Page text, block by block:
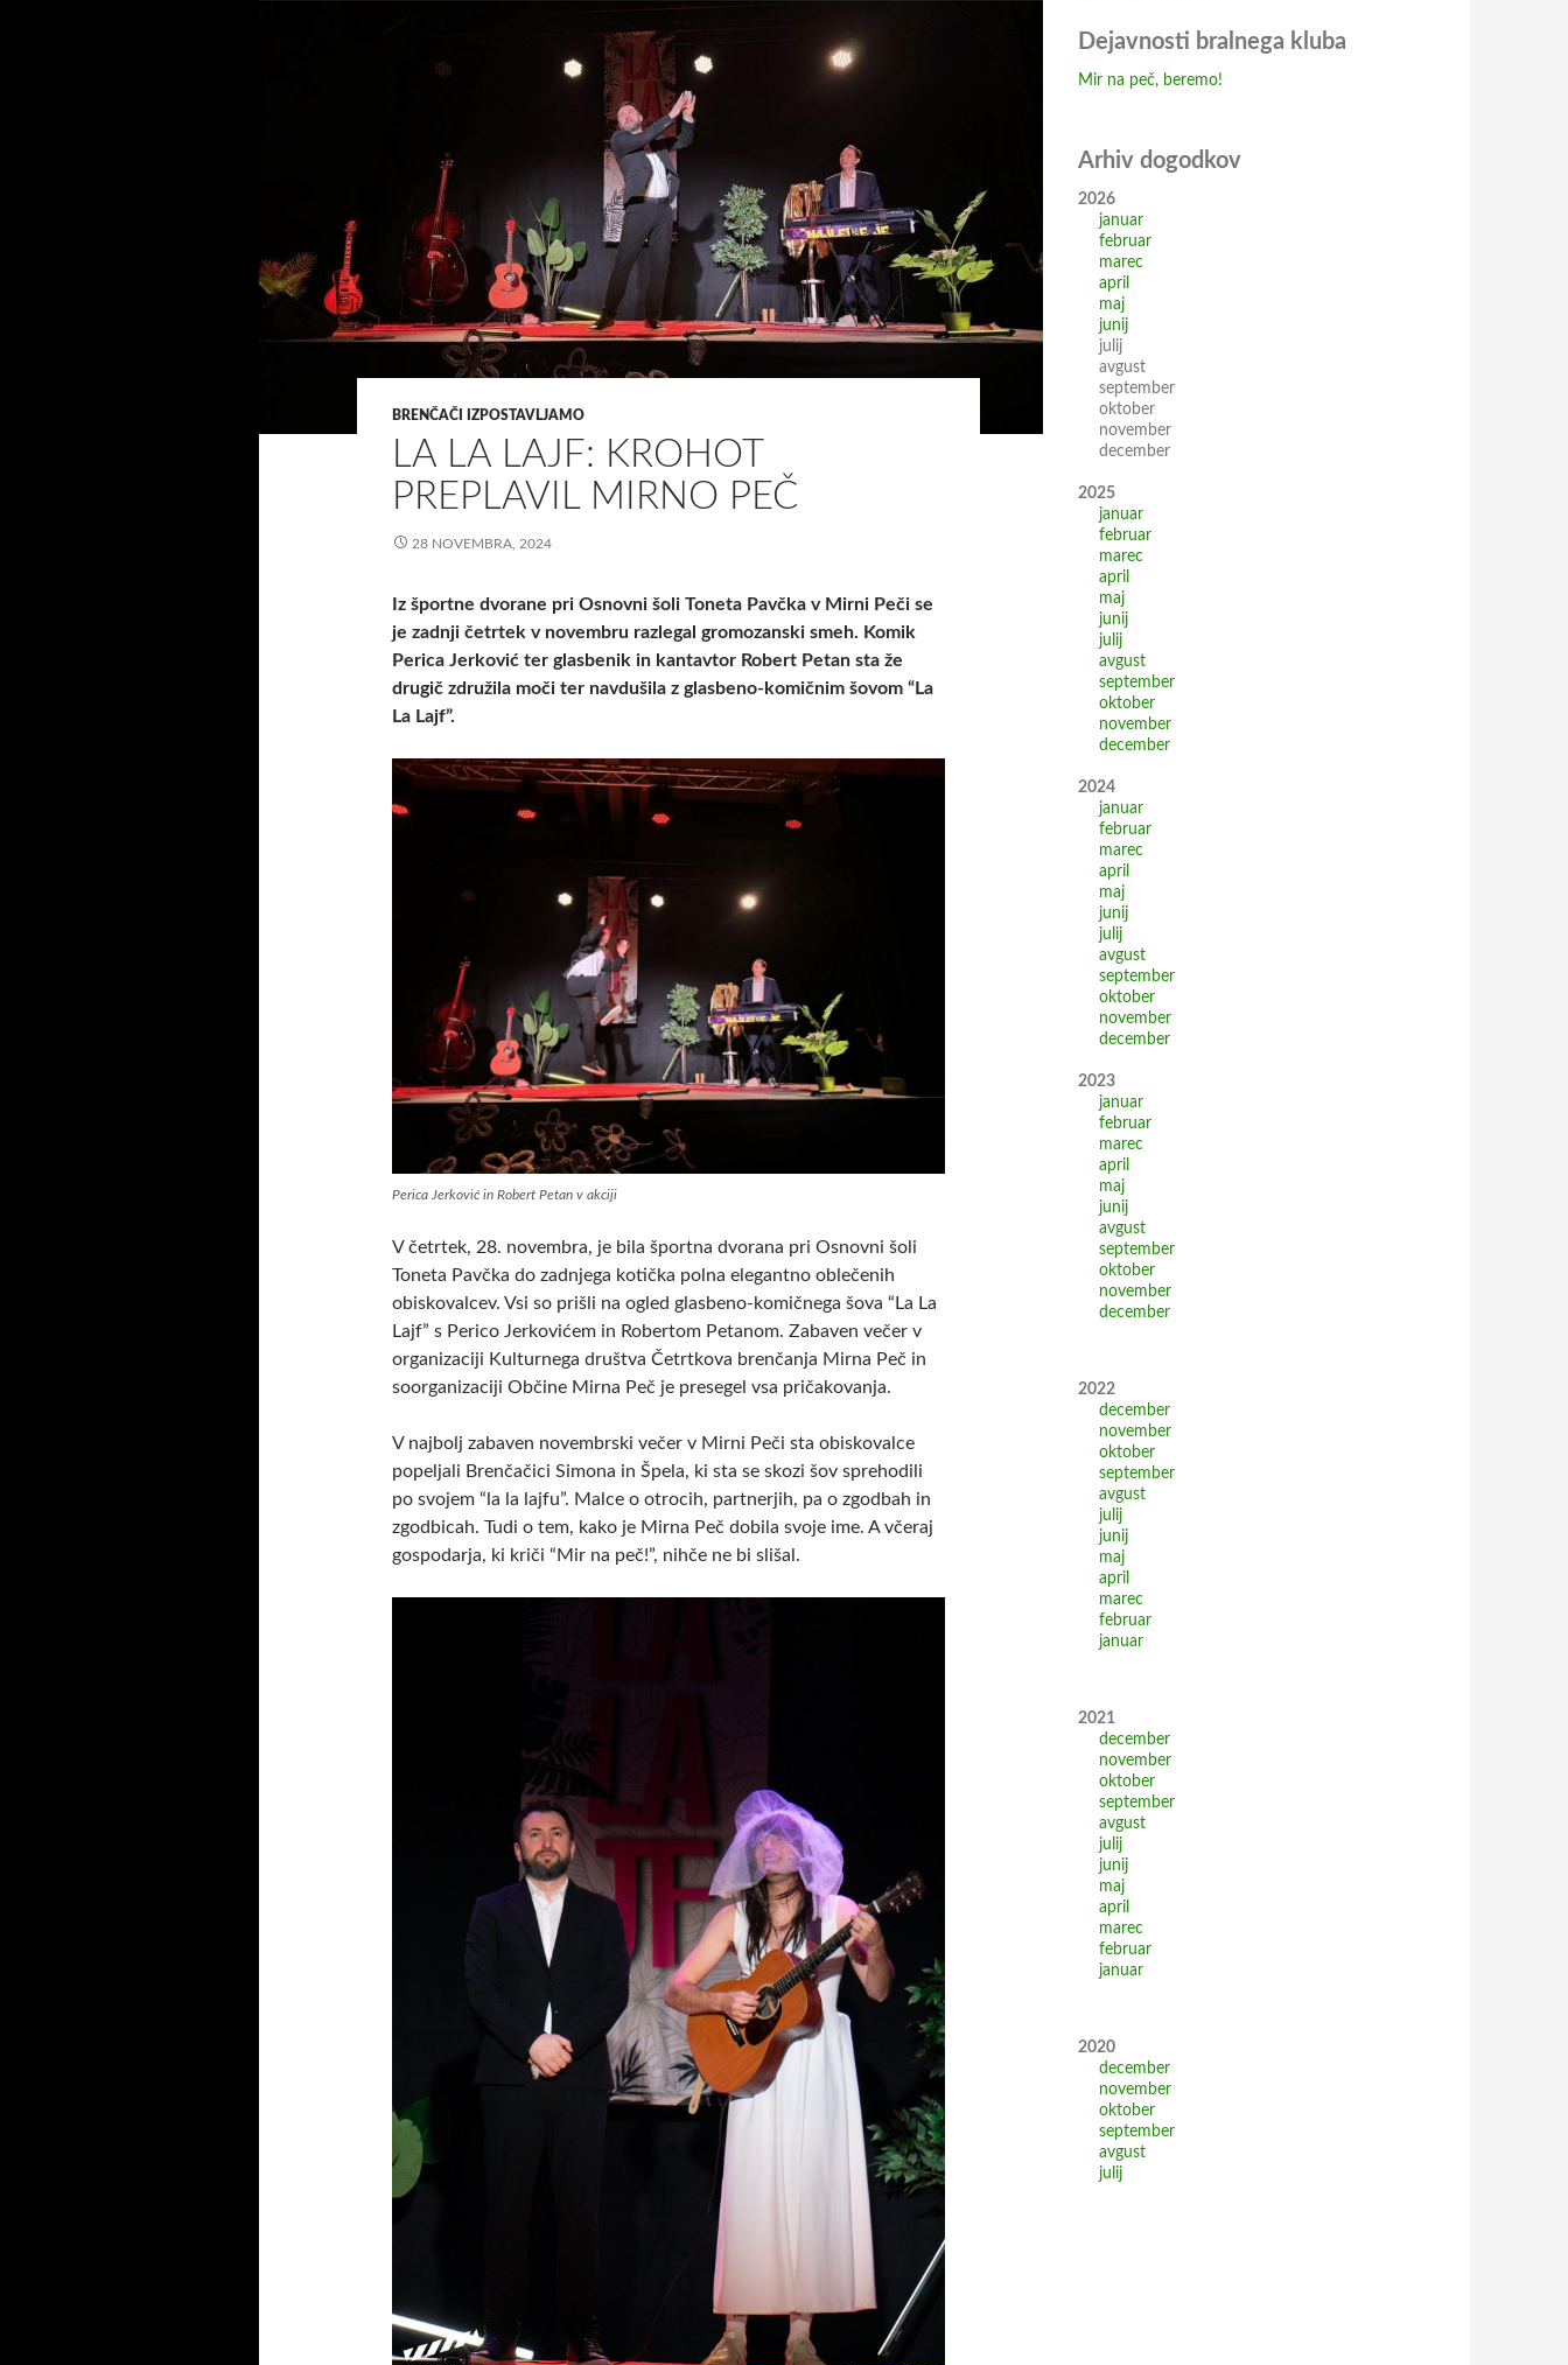
BRENČAČI IZPOSTAVLJAMO
LA LA LAJF: KROHOT
PREPLAVIL MIRNO PEČ
28 NOVEMBRA, 2024
Iz športne dvorane pri Osnovni šoli Toneta Pavčka v Mirni Peči se
je zadnji četrtek v novembru razlegal gromozanski smeh. Komik
Perica Jerković ter glasbenik in kantavtor Robert Petan sta že
drugič združila moči ter navdušila z glasbeno-komičnim šovom “La
La Lajf”.
Perica Jerković in Robert Petan v akciji
V četrtek, 28. novembra, je bila športna dvorana pri Osnovni šoli
Toneta Pavčka do zadnjega kotička polna elegantno oblečenih
obiskovalcev. Vsi so prišli na ogled glasbeno-komičnega šova “La La
Lajf” s Perico Jerkovićem in Robertom Petanom. Zabaven večer v
organizaciji Kulturnega društva Četrtkova brenčanja Mirna Peč in
soorganizaciji Občine Mirna Peč je presegel vsa pričakovanja.
V najbolj zabaven novembrski večer v Mirni Peči sta obiskovalce
popeljali Brenčačici Simona in Špela, ki sta se skozi šov sprehodili
po svojem “la la lajfu”. Malce o otrocih, partnerjih, pa o zgodbah in
zgodbicah. Tudi o tem, kako je Mirna Peč dobila svoje ime. A včeraj
gospodarja, ki kriči “Mir na peč!”, nihče ne bi slišal.
Dejavnosti bralnega kluba
Mir na peč, beremo!
Arhiv dogodkov
2026
januar
februar
marec
april
maj
junij
julij
avgust
september
oktober
november
december
2025
januar
februar
marec
april
maj
junij
julij
avgust
september
oktober
november
december
2024
januar
februar
marec
april
maj
junij
julij
avgust
september
oktober
november
december
2023
januar
februar
marec
april
maj
junij
avgust
september
oktober
november
december
2022
december
november
oktober
september
avgust
julij
junij
maj
april
marec
februar
januar
2021
december
november
oktober
september
avgust
julij
junij
maj
april
marec
februar
januar
2020
december
november
oktober
september
avgust
julij